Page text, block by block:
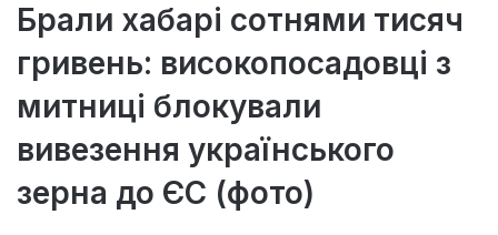
Брали хабарі сотнями тисяч
гривень: високопосадовці з
митниці блокували
вивезення українського
зерна до ЄС (фото)